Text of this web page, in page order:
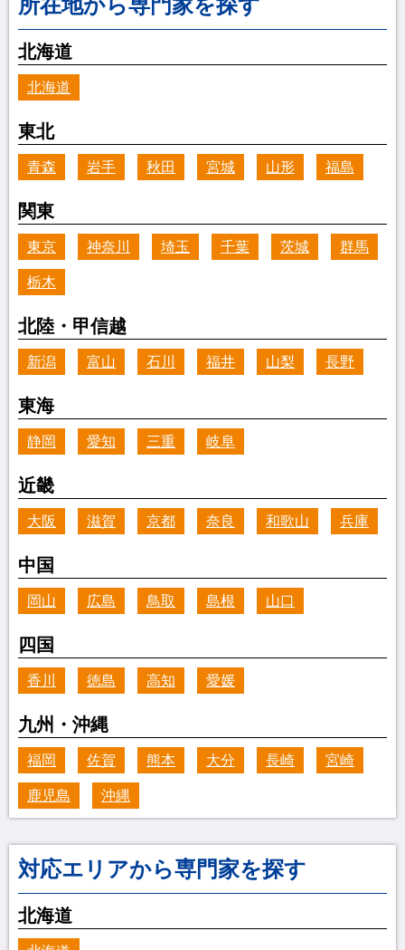
北海道
北海道
東北
青森 岩手 秋田 宮城 山形 福島
関東
東京 神奈川 埼玉 千葉 茨城 群馬
栃木
北陸・甲信越
新潟 富山 石川 福井 山梨 長野
東海
静岡 愛知 三重 岐阜
近畿
大阪 滋賀 京都 奈良 和歌山 兵庫
中国
岡山 広島 鳥取 島根 山口
四国
香川 徳島 高知 愛媛
九州・沖縄
福岡 佐賀 熊本 大分 長崎 宮崎
鹿児島 沖縄
対応エリアから専門家を探す
北海道